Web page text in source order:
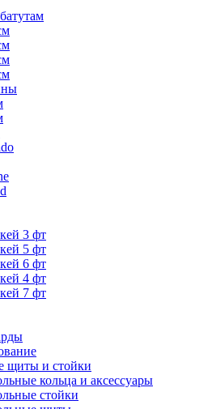
3 фт
5 фт
6 фт
4 фт
7 фт
щиты и стойки
кольца и аксессуары
стойки